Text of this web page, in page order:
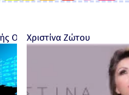
Οικονομίας - Ροσέτος
Χριστίνα Ζώτου